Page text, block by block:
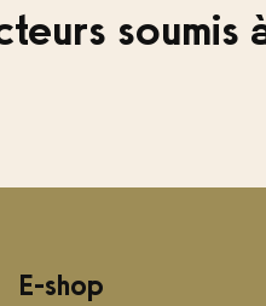
soumis
E-shop